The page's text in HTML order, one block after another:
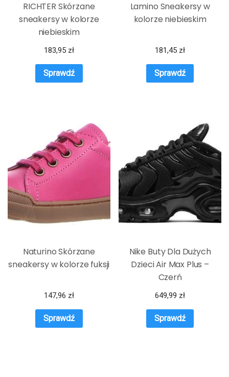
RICHTER Skórzane
sneakersy w kolorze
niebieskim
183,95 zł
Sprawdź
Lamino Sneakersy w
kolorze niebieskim
181,45 zł
Sprawdź
Naturino Skórzane
sneakersy w kolorze fuksji
147,96 zł
Sprawdź
Nike Buty Dla Dużych
Dzieci Air Max Plus –
Czerń
649,99 zł
Sprawdź